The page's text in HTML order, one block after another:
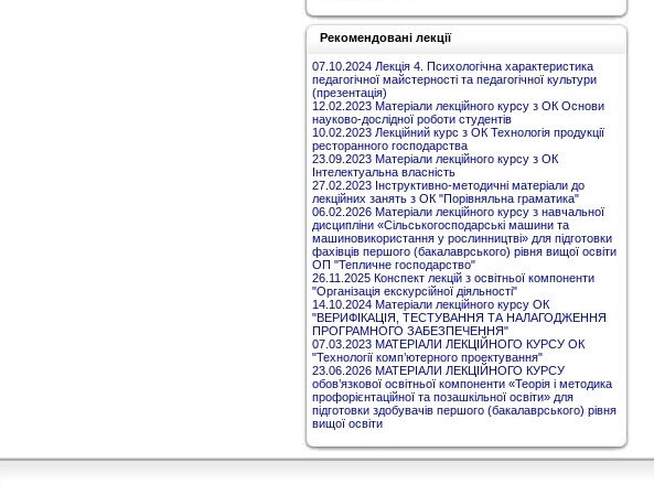
Рекомендовані лекції
07.10.2024 Лекція 4. Психологічна характеристика
педагогічної майстерності та педагогічної культури
(презентація)
12.02.2023 Матеріали лекційного курсу з ОК Основи
науково-дослідної роботи студентів
10.02.2023 Лекційний курс з ОК Технологія продукції
ресторанного господарства
23.09.2023 Матеріали лекційного курсу з ОК
Інтелектуальна власність
27.02.2023 Інструктивно-методичні матеріали до
лекційних занять з ОК "Порівняльна граматика"
06.02.2026 Матеріали лекційного курсу з навчальної
дисципліни «Сільськогосподарські машини та
машиновикористання у рослинництві» для підготовки
фахівців першого (бакалаврського) рівня вищої освіти
ОП "Тепличне господарство"
26.11.2025 Конспект лекцій з освітньої компоненти
"Організація екскурсійної діяльності"
14.10.2024 Матеріали лекційного курсу ОК
"ВЕРИФІКАЦІЯ, ТЕСТУВАННЯ ТА НАЛАГОДЖЕННЯ
ПРОГРАМНОГО ЗАБЕЗПЕЧЕННЯ"
07.03.2023 МАТЕРІАЛИ ЛЕКЦІЙНОГО КУРСУ ОК
"Технології комп’ютерного проектування"
23.06.2026 МАТЕРІАЛИ ЛЕКЦІЙНОГО КУРСУ
обов’язкової освітньої компоненти «Теорія і методика
профорієнтаційної та позашкільної освіти» для
підготовки здобувачів першого (бакалаврського) рівня
вищої освіти